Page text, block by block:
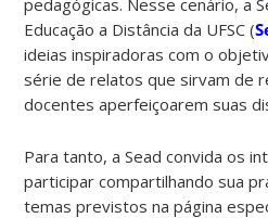
Educação a Distância da UFSC (
ideias inspiradoras com o
série de relatos que sirvam de
docentes aperfeiçoarem suas
Para tanto, a Sead convida os
participar compartilhando sua
temas previstos na página